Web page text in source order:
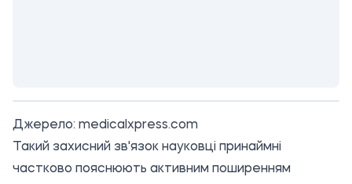
Джерело: medicalxpress.com
Такий захисний зв'язок науковці принаймні
частково пояснюють активним поширенням